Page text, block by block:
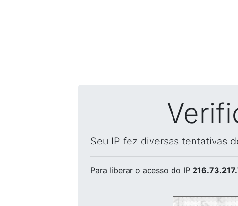
Seu IP fez diversas tentativas
Para liberar o acesso do IP